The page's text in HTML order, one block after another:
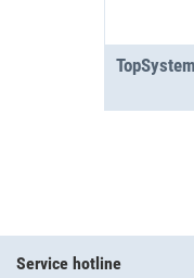
Service hotline